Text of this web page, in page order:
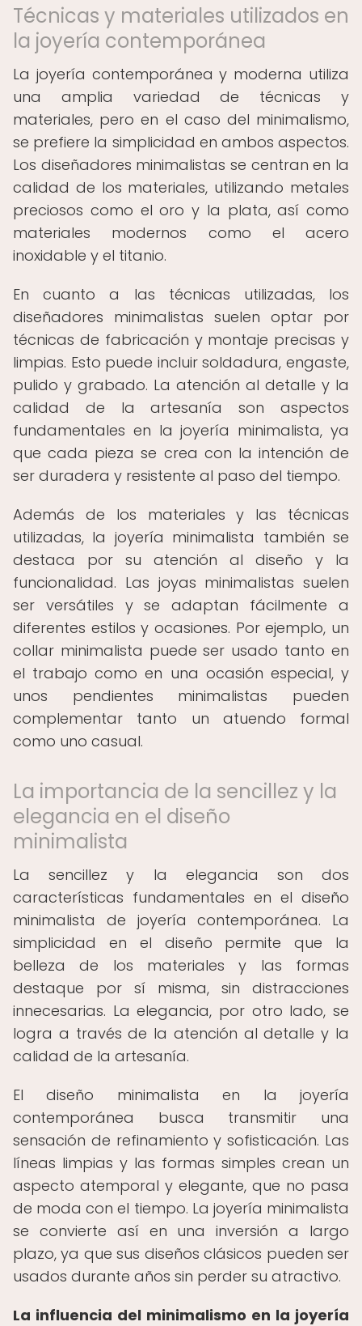
Técnicas y materiales utilizados en
la joyería contemporánea
La joyería contemporánea y moderna utiliza
una amplia variedad de técnicas y
materiales, pero en el caso del minimalismo,
se prefiere la simplicidad en ambos aspectos.
Los diseñadores minimalistas se centran en la
calidad de los materiales, utilizando metales
preciosos como el oro y la plata, así como
materiales modernos como el acero
inoxidable y el titanio.
En cuanto a las técnicas utilizadas, los
diseñadores minimalistas suelen optar por
técnicas de fabricación y montaje precisas y
limpias. Esto puede incluir soldadura, engaste,
pulido y grabado. La atención al detalle y la
calidad de la artesanía son aspectos
fundamentales en la joyería minimalista, ya
que cada pieza se crea con la intención de
ser duradera y resistente al paso del tiempo.
Además de los materiales y las técnicas
utilizadas, la joyería minimalista también se
destaca por su atención al diseño y la
funcionalidad. Las joyas minimalistas suelen
ser versátiles y se adaptan fácilmente a
diferentes estilos y ocasiones. Por ejemplo, un
collar minimalista puede ser usado tanto en
el trabajo como en una ocasión especial, y
unos pendientes minimalistas pueden
complementar tanto un atuendo formal
como uno casual.
La importancia de la sencillez y la
elegancia en el diseño
minimalista
La sencillez y la elegancia son dos
características fundamentales en el diseño
minimalista de joyería contemporánea. La
simplicidad en el diseño permite que la
belleza de los materiales y las formas
destaque por sí misma, sin distracciones
innecesarias. La elegancia, por otro lado, se
logra a través de la atención al detalle y la
calidad de la artesanía.
El diseño minimalista en la joyería
contemporánea busca transmitir una
sensación de refinamiento y sofisticación. Las
líneas limpias y las formas simples crean un
aspecto atemporal y elegante, que no pasa
de moda con el tiempo. La joyería minimalista
se convierte así en una inversión a largo
plazo, ya que sus diseños clásicos pueden ser
usados durante años sin perder su atractivo.
La influencia del minimalismo en la joyería